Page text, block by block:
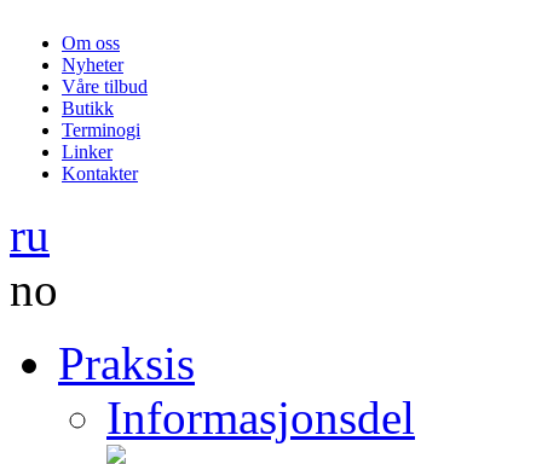
Om oss
Nyheter
Våre tilbud
Butikk
Terminogi
Linker
Kontakter
ru
no
Praksis
Informasjonsdel